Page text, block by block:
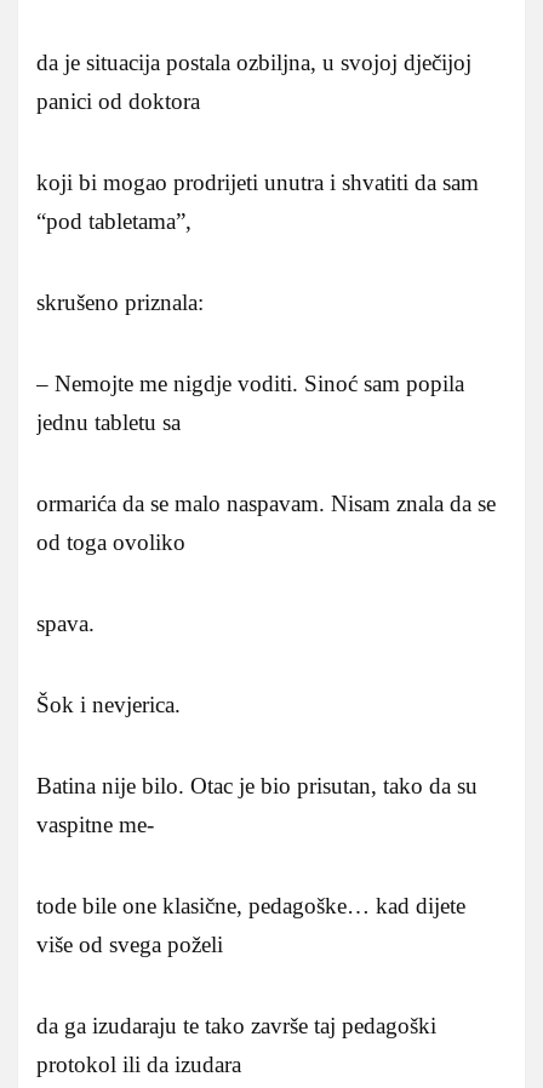
da je situacija postala ozbiljna, u svojoj dječijoj
panici od doktora
koji bi mogao prodrijeti unutra i shvatiti da sam
“pod tabletama”,
skrušeno priznala:
– Nemojte me nigdje voditi. Sinoć sam popila
jednu tabletu sa
ormarića da se malo naspavam. Nisam znala da se
od toga ovoliko
spava.
Šok i nevjerica.
Batina nije bilo. Otac je bio prisutan, tako da su
vaspitne me-
tode bile one klasične, pedagoške… kad dijete
više od svega poželi
da ga izudaraju te tako završe taj pedagoški
protokol ili da izudara